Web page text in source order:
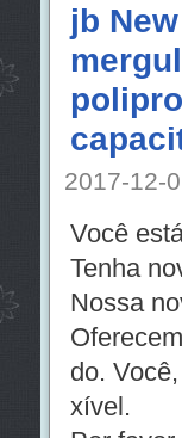
jb
2017-12-
Você
Tenha
Nossa
do.
xível.